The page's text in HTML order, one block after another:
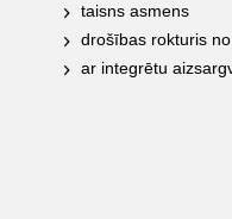
taisns asmens
drošības rokturis
ar integrētu